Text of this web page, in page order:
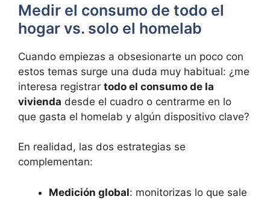
Medir el consumo de todo el
hogar vs. solo el homelab
Cuando empiezas a obsesionarte un poco con
estos temas surge una duda muy habitual: ¿me
interesa registrar todo el consumo de la
vivienda desde el cuadro o centrarme en lo
que gasta el homelab y algún dispositivo clave?
En realidad, las dos estrategias se
complementan:
Medición global: monitorizas lo que sale